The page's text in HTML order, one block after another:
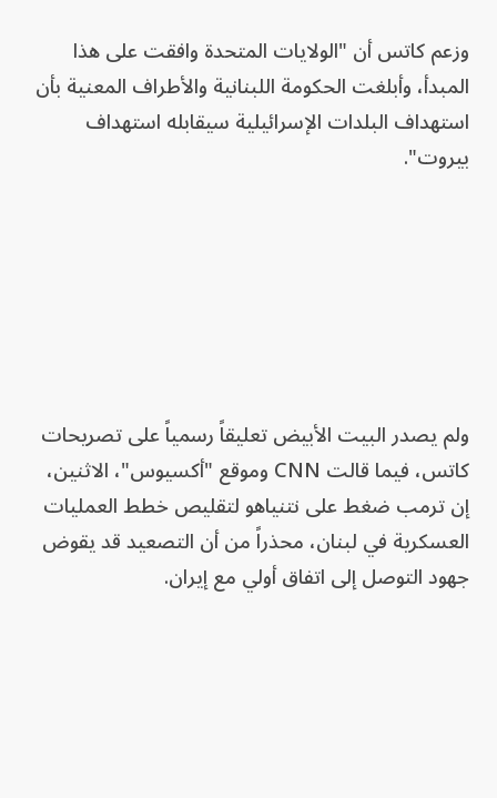
وزعم كاتس أن "الولايات المتحدة وافقت على هذا
المبدأ، وأبلغت الحكومة اللبنانية والأطراف المعنية بأن
استهداف البلدات الإسرائيلية سيقابله استهداف
بيروت".
ولم يصدر البيت الأبيض تعليقاً رسمياً على تصريحات
كاتس، فيما قالت CNN وموقع "أكسيوس"، الاثنين،
إن ترمب ضغط على نتنياهو لتقليص خطط العمليات
العسكرية في لبنان، محذراً من أن التصعيد قد يقوض
جهود التوصل إلى اتفاق أولي مع إيران.